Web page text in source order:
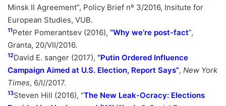
Minsk II Agreement”, Policy Brief nº 3/2016, Insitute for
European Studies, VUB.
11Peter Pomerantsev (2016), “Why we’re post-fact”,
Granta, 20/VII/2016.
12David E. sanger (2017), “Putin Ordered Influence
Campaign Aimed at U.S. Election, Report Says”, New York
Times, 6/I//2017.
13Steven Hill (2016), “The New Leak-Ocracy: Elections